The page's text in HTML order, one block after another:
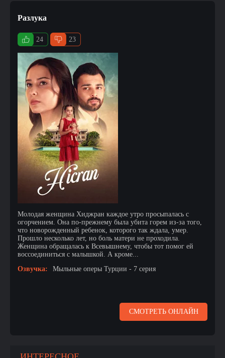
Разлука
24 23
Молодая женщина Хиджран каждое утро просыпалась с
огорчением. Она по-прежнему была убита горем из-за того,
что новорожденный ребенок, которого так ждала, умер.
Прошло несколько лет, но боль матери не проходила.
Женщина обращалась к Всевышнему, чтобы тот помог ей
воссоединиться с малышкой. А кроме...
Озвучка:
Мыльные оперы Турции - 7 серия
СМОТРЕТЬ ОНЛАЙН